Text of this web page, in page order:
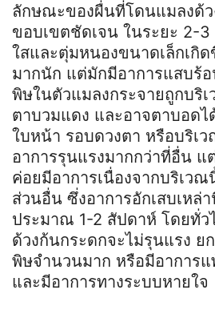
ลักษณะของผื่นที่โดนแมลงด้
ขอบเขตชัดเจน ในระยะ 2-
ใสและตุ่มหนองขนาดเล็กเกิ
มากนัก แต่มักมีอาการแสบร้
พิษในตัวแมลงกระจายถูกบริ
ตาบวมแดง และอาจตาบอด
ใบหน้า รอบดวงตา หรือบริเ
อาการรุนแรงมากกว่าที่อื่น แ
ค่อยมีอาการเนื่องจากบริเว
ส่วนอื่น ซึ่งอาการอักเสบเหล่
ประมาณ 1-2 สัปดาห์ โดยทั่ว
ด้วงก้นกระดกจะไม่รุนแรง ย
พิษจำนวนมาก หรือมีอาการแ
และมีอาการทางระบบหายใจ